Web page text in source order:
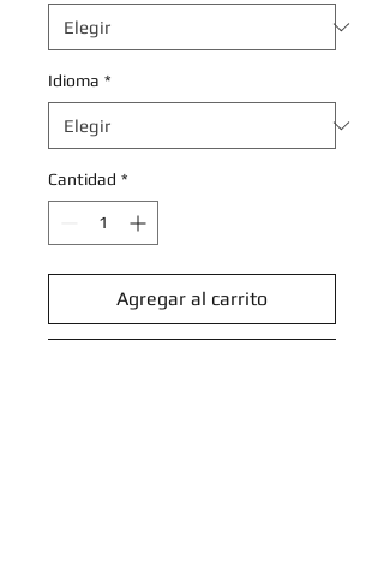
Idioma *
Cantidad *
Agregar al carrito